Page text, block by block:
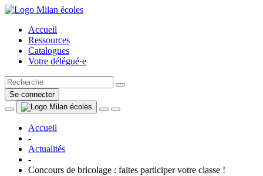
Accueil
Ressources
Catalogues
Votre délégué·e
Se connecter
Accueil
-
Actualités
-
Concours de bricolage : faites participer votre classe !